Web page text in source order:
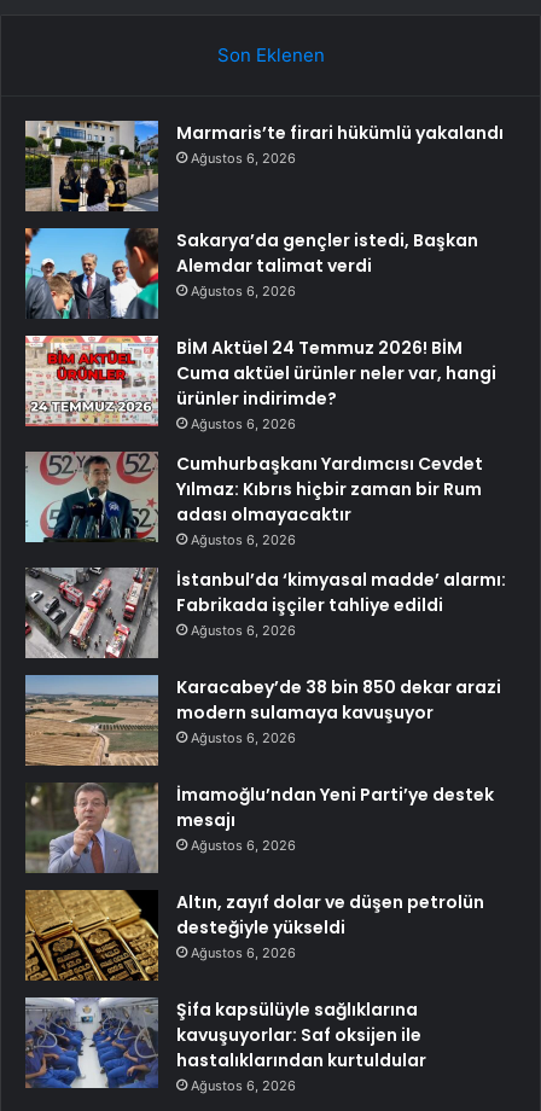
Son Eklenen
Marmaris’te firari hükümlü yakalandı
Ağustos 6, 2026
Sakarya’da gençler istedi, Başkan
Alemdar talimat verdi
Ağustos 6, 2026
BİM Aktüel 24 Temmuz 2026! BİM
Cuma aktüel ürünler neler var, hangi
ürünler indirimde?
Ağustos 6, 2026
Cumhurbaşkanı Yardımcısı Cevdet
Yılmaz: Kıbrıs hiçbir zaman bir Rum
adası olmayacaktır
Ağustos 6, 2026
İstanbul’da ‘kimyasal madde’ alarmı:
Fabrikada işçiler tahliye edildi
Ağustos 6, 2026
Karacabey’de 38 bin 850 dekar arazi
modern sulamaya kavuşuyor
Ağustos 6, 2026
İmamoğlu’ndan Yeni Parti’ye destek
mesajı
Ağustos 6, 2026
Altın, zayıf dolar ve düşen petrolün
desteğiyle yükseldi
Ağustos 6, 2026
Şifa kapsülüyle sağlıklarına
kavuşuyorlar: Saf oksijen ile
hastalıklarından kurtuldular
Ağustos 6, 2026